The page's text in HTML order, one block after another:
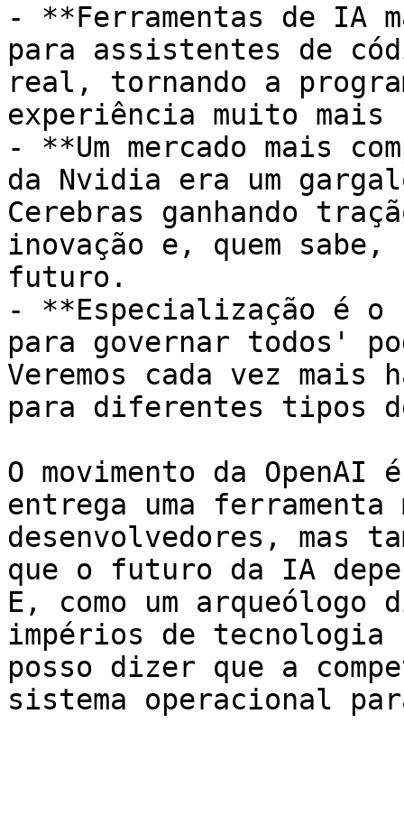
- **Ferramentas de IA
para assistentes de
real, tornando a
experiência muito
- **Um mercado mais
da Nvidia era um
Cerebras ganhando
inovação e, quem
futuro.
- **Especialização é
para governar todos'
Veremos cada vez mais
para diferentes tipos
O movimento da OpenAI
entrega uma
desenvolvedores, mas
que o futuro da IA
E, como um
impérios de tecnologia
posso dizer que a
sistema operacional